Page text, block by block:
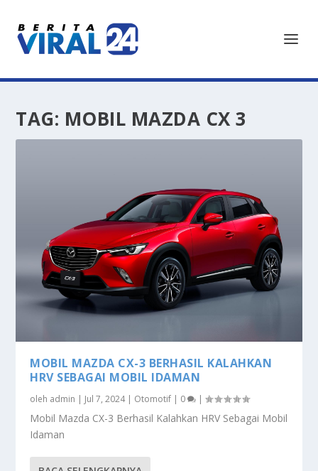
TAG: MOBIL MAZDA CX 3
MOBIL MAZDA CX-3 BERHASIL KALAHKAN
HRV SEBAGAI MOBIL IDAMAN
oleh admin | Jul 7, 2024| Otomotif | 0 |
Mobil Mazda CX-3 Berhasil Kalahkan HRV Sebagai Mobil
Idaman